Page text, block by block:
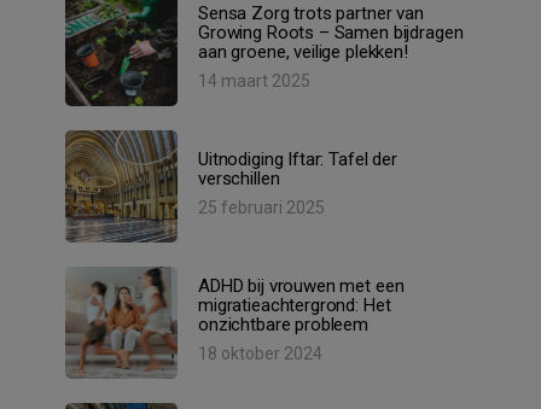
Sensa Zorg trots partner van
Growing Roots – Samen bijdragen
aan groene, veilige plekken!
14 maart 2025
Uitnodiging Iftar: Tafel der
verschillen
25 februari 2025
ADHD bij vrouwen met een
migratieachtergrond: Het
onzichtbare probleem
18 oktober 2024